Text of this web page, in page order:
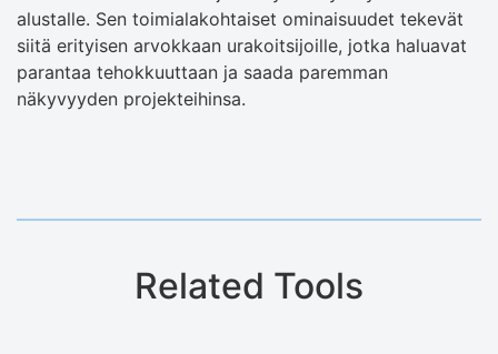
alustalle. Sen toimialakohtaiset ominaisuudet tekevät
siitä erityisen arvokkaan urakoitsijoille, jotka haluavat
parantaa tehokkuuttaan ja saada paremman
näkyvyyden projekteihinsa.
Related Tools